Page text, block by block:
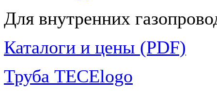
Для внутренних
Каталоги и цены (PDF)
Труба TECElogo